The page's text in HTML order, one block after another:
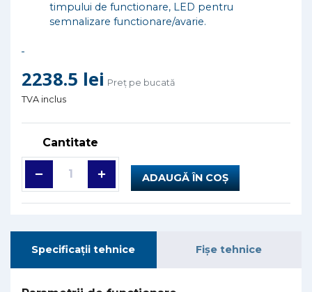
timpului de functionare, LED pentru
semnalizare functionare/avarie.
2238.5 lei Preț pe bucată
TVA inclus
Cantitate
ADAUGĂ ÎN COȘ
Specificații tehnice Fișe tehnice